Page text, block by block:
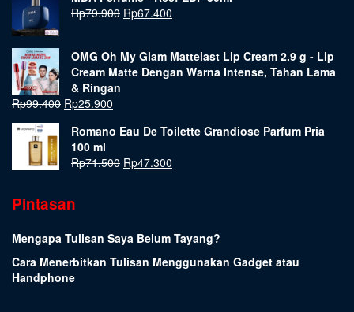
Rp79.900 Rp67.400
OMG Oh My Glam Mattelast Lip Cream 2.9 g - Lip
Cream Matte Dengan Warna Intense, Tahan Lama
& Ringan
Rp99.400 Rp25.900
Romano Eau De Toilette Grandiose Parfum Pria
100 ml
Rp71.500 Rp47.300
Pintasan
Mengapa Tulisan Saya Belum Tayang?
Cara Menerbitkan Tulisan Menggunakan Gadget atau
Handphone